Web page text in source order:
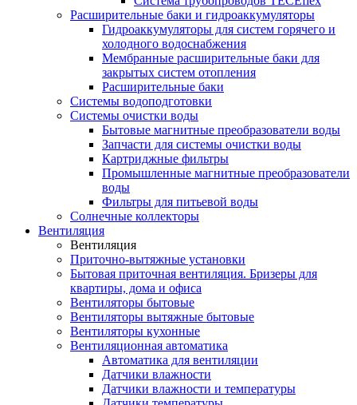
Расширительные баки и гидроаккумуляторы
Гидроаккумуляторы для систем горячего и
холодного водоснабжения
Мембранные расширительные баки для
закрытых систем отопления
Расширительные баки
Системы водоподготовки
Системы очистки воды
Бытовые магнитные преобразователи воды
Запчасти для системы очистки воды
Картриджные фильтры
Промышленные магнитные преобразователи
воды
Фильтры для питьевой воды
Солнечные коллекторы
Вентиляция
Вентиляция
Приточно-вытяжные установки
Бытовая приточная вентиляция. Бризеры для
квартиры, дома и офиса
Вентиляторы бытовые
Вентиляторы вытяжные бытовые
Вентиляторы кухонные
Вентиляционная автоматика
Автоматика для вентиляции
Датчики влажности
Датчики влажности и температуры